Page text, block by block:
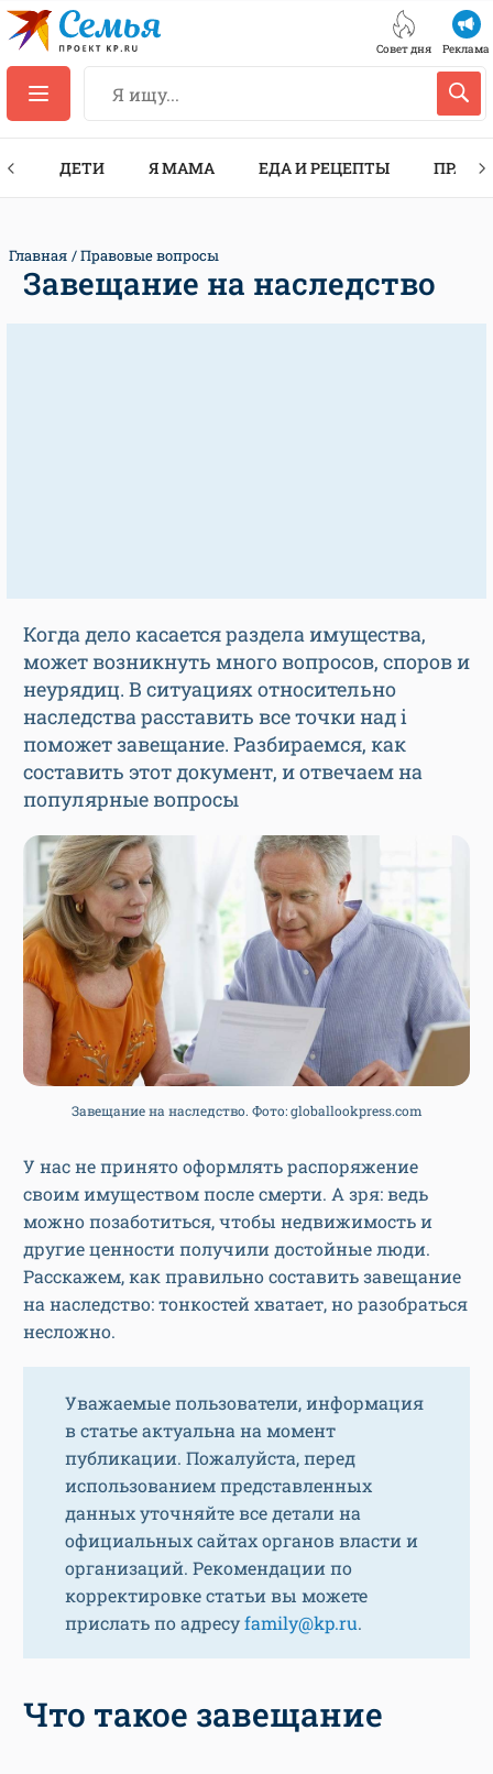
Совет дня Реклама
ДЕТИ Я МАМА ЕДА И РЕЦЕПТЫ
Главная Правовые вопросы
Завещание на наследство
Когда дело касается раздела имущества,
может возникнуть много вопросов, споров и
неурядиц. В ситуациях относительно
наследства расставить все точки над i
поможет завещание. Разбираемся, как
составить этот документ, и отвечаем на
популярные вопросы
Завещание на наследство. Фото: globallookpress.com
У нас не принято оформлять распоряжение
своим имуществом после смерти. А зря: ведь
можно позаботиться, чтобы недвижимость и
другие ценности получили достойные люди.
Расскажем, как правильно составить завещание
на наследство: тонкостей хватает, но разобраться
несложно.
Уважаемые пользователи, информация
в статье актуальна на момент
публикации. Пожалуйста, перед
использованием представленных
данных уточняйте все детали на
официальных сайтах органов власти и
организаций. Рекомендации по
корректировке статьи вы можете
прислать по адресуfamily@kp.ru.
Что такое завещание